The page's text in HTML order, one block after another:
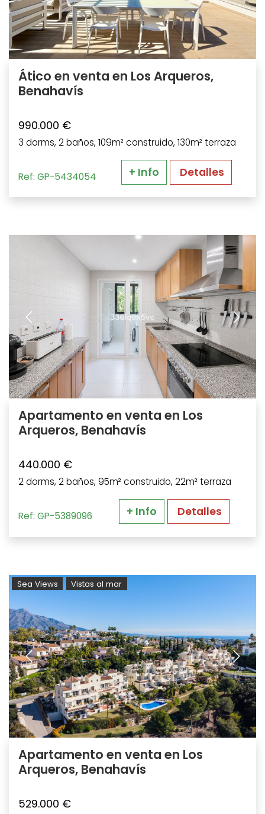
Ático en venta en Los Arqueros,
Benahavís
990.000 €
3 dorms, 2 baños, 109m² construido, 130m² terraza
Ref: GP-5434054 + Info Detalles
Apartamento en venta en Los
Arqueros, Benahavís
440.000 €
2 dorms, 2 baños, 95m² construido, 22m² terraza
Ref: GP-5389096 + Info Detalles
Sea Views Vistas al mar
Apartamento en venta en Los
Arqueros, Benahavís
529.000 €